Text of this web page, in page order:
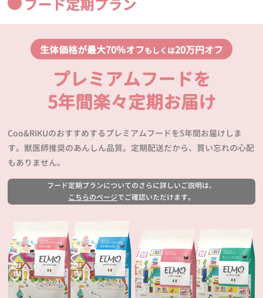
フード定期プラン
生体価格が最大70％オフもしくは20万円オフ
プレミアムフードを
5年間楽々定期お届け
Coo&RIKUのおすすめするプレミアムフードを5年間お届けしま
す。獣医師推奨のあんしん品質。定期配送だから、買い忘れの心配
もありません。
フード定期プランについてのさらに詳しいご説明は、
こちらのページでご確認いただけます。